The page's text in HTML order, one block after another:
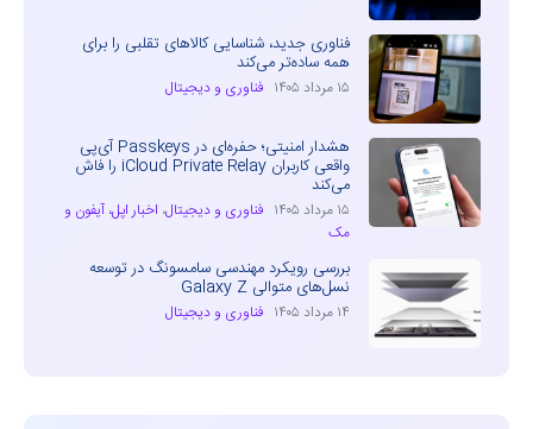
فناوری جدید، شناسایی کالاهای تقلبی را برای
همه ساده‌تر می‌کند
۱۵ مرداد ۱۴۰۵ فناوری و دیجیتال
هشدار امنیتی؛ حفره‌ای در Passkeys آی‌پی
واقعی کاربران iCloud Private Relay را فاش
می‌کند
۱۵ مرداد ۱۴۰۵ فناوری و دیجیتال، اخبار اپل، آیفون و
مک
بررسی رویکرد مهندسی سامسونگ در توسعه
نسل‌های متوالی Galaxy Z
۱۴ مرداد ۱۴۰۵ فناوری و دیجیتال